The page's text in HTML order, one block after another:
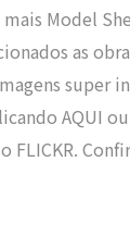
Model
as
super
AQUI
FLICKR.